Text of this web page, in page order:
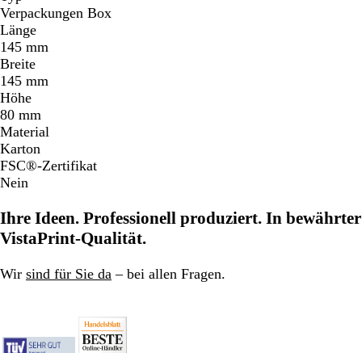
Verpackungen Box
Länge
145 mm
Breite
145 mm
Höhe
80 mm
Material
Karton
FSC®-Zertifikat
Nein
Ihre Ideen. Professionell produziert. In bewährter
VistaPrint-Qualität.
Wir sind für Sie da – bei allen Fragen.